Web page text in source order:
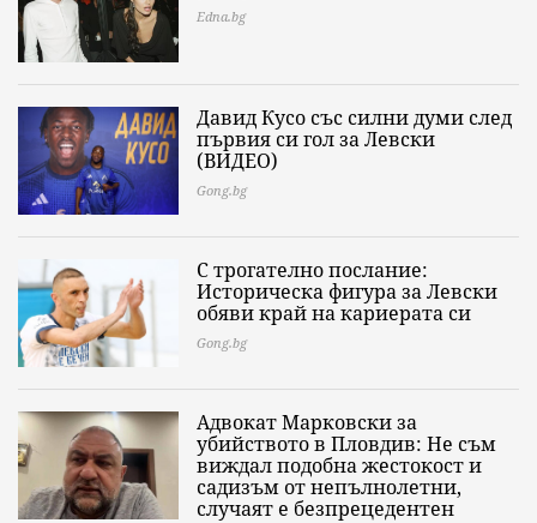
Edna.bg
Давид Кусо със силни думи след
първия си гол за Левски
(ВИДЕО)
Gong.bg
С трогателно послание:
Историческа фигура за Левски
обяви край на кариерата си
Gong.bg
Адвокат Марковски за
убийството в Пловдив: Не съм
виждал подобна жестокост и
садизъм от непълнолетни,
случаят е безпрецедентен